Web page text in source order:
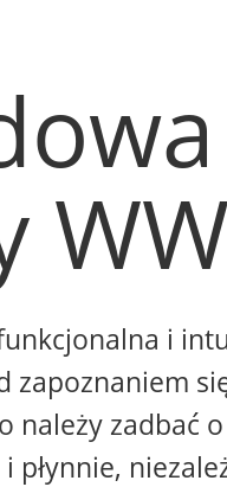
i
zapoznaniem
należy zadbać
i płynnie,